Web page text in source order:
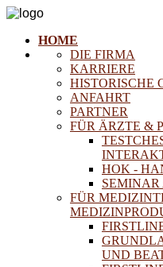
HOME
DIE FIRMA
KARRIERE
HISTORISCHE
ANFAHRT
PARTNER
FÜR ÄRZTE &
HOK -
FÜR
UND